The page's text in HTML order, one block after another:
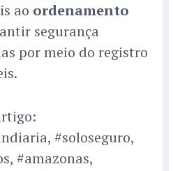
ao ordenamento
segurança
por meio do registro
#soloseguro,
#amazonas,